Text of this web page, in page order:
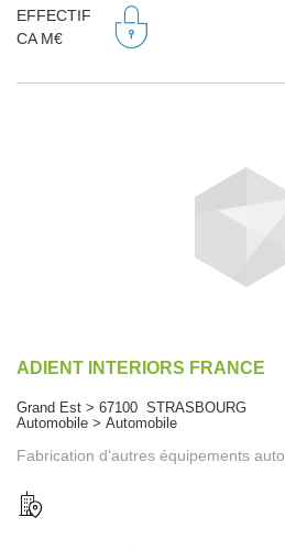
EFFECTIF
CA M€
ADIENT INTERIORS FRANCE
Grand Est > 67100 STRASBOURG
Automobile > Automobile
Fabrication d'autres équipements